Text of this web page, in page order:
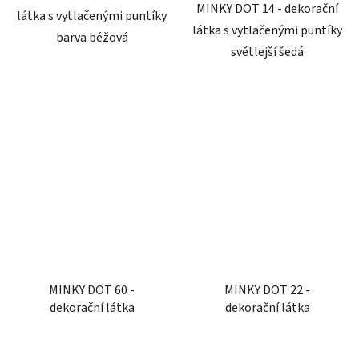
látka s vytlačenými puntíky
barva béžová
MINKY DOT 14 - dekorační
látka s vytlačenými puntíky
světlejší šedá
MINKY DOT 60 -
dekorační látka
MINKY DOT 22 -
dekorační látka